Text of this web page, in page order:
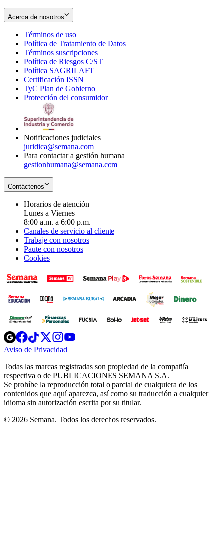
Acerca de nosotros
Términos de uso
in
new
window
Política de Tratamiento de Datos
Términos suscripciones
in
Política de Riesgos C/ST
Política SAGRILAFT
new
window
Certificación ISSN
in
new
TyC Plan de Gobierno
in
Protección del consumidorOpens
Notificaciones judiciales
juridica@semana.com
Para contactar a gestión humana
gestionhumana@semana.com
Contáctenos
Horarios de atención
Lunes a Viernes
8:00 a.m. a 6:00 p.m.
Canales de servicio al cliente
Trabaje con nosotros
Paute con nosotros
Cookies
Opens
in
new
Opens
in
new
Opens
in
new
window
Opens
new
windowwindow
Aviso de Privacidad
new
window
Todas las marcas registradas son propiedad de la compañía
respectiva o de PUBLICACIONES SEMANA S.A.
Se prohíbe la reproducción total o parcial de cualquiera de los
contenidos que aquí aparezca, así como su traducción a cualquier
idioma sin autorización escrita por su titular.
© 2026 Semana. Todos los derechos reservados.